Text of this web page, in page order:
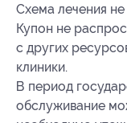
Схема лечения
Купон не
с других
клиники.
В период
обслуживание